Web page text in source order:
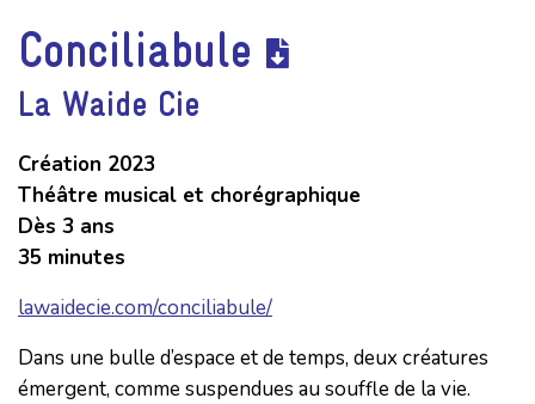
Conciliabule
La Waide Cie
Création 2023
Théâtre musical et chorégraphique
Dès 3 ans
35 minutes
lawaidecie.com/conciliabule/
Dans une bulle d’espace et de temps, deux créatures
émergent, comme suspendues au souffle de la vie.